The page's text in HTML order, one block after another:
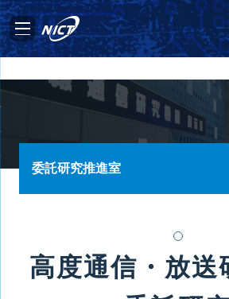
委託研究推進室
高度通信・放送